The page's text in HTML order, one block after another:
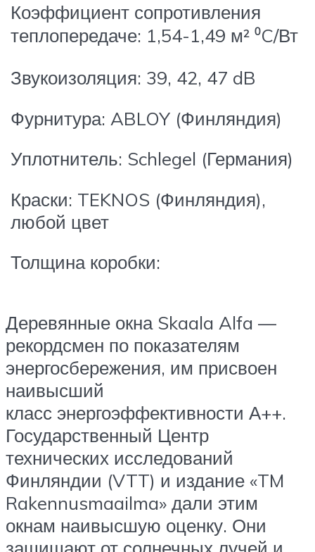
Коэффициент сопротивления
теплопередаче: 1,54-1,49 м² ⁰C/Вт
Звукоизоляция: 39, 42, 47 dB
Фурнитура: ABLOY (Финляндия)
Уплотнитель: Schlegel (Германия)
Краски: TEKNOS (Финляндия),
любой цвет
Толщина коробки:
Деревянные окна Skaala Alfa —
рекордсмен по показателям
энергосбережения, им присвоен
наивысший
класс энергоэффективности А++.
Государственный Центр
технических исследований
Финляндии (VTT) и издание «TM
Rakennusmaailma» дали этим
окнам наивысшую оценку. Они